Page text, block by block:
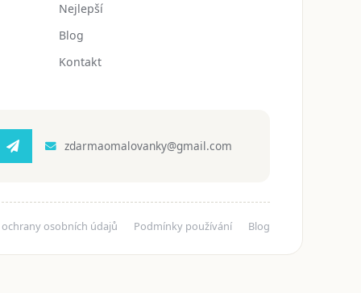
Nejlepší
Blog
Kontakt
zdarmaomalovanky@gmail.com
ochrany osobních údajů Podmínky používání Blog